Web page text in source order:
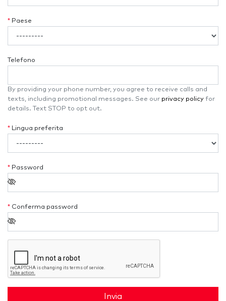
* Paese
Telefono
By providing your phone number, you agree to receive calls and
texts, including promotional messages. See our privacy policy for
details. Text STOP to opt out.
* Lingua preferita
* Password
* Conferma password
Invia